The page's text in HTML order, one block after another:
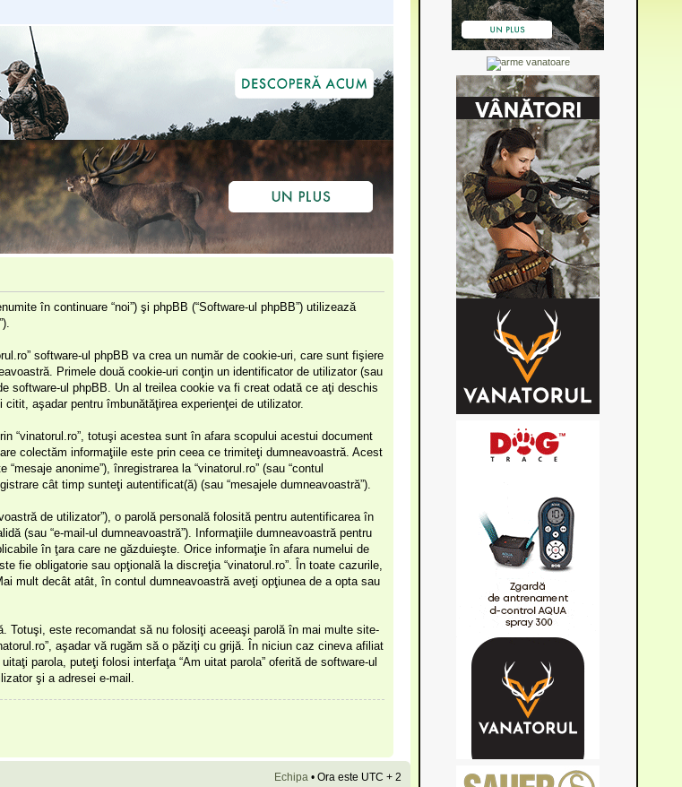
în continuare “noi”) şi phpBB (“Software-ul phpBB”) utilizează
software-ul phpBB va crea un număr de cookie-uri, care sunt fişiere
Primele două cookie-uri conţin un identificator de utilizator (sau
software-ul phpBB. Un al treilea cookie va fi creat odată ce aţi deschis
aşadar pentru îmbunătăţirea experienţei de utilizator.
“vinatorul.ro”, totuşi acestea sunt în afara scopului acestui document
colectăm informaţiile este prin ceea ce trimiteţi dumneavoastră. Acest
anonime”), înregistrarea la “vinatorul.ro” (sau “contul
cât timp sunteţi autentificat(ă) (sau “mesajele dumneavoastră”).
de utilizator”), o parolă personală folosită pentru autentificarea în
(sau “e-mail-ul dumneavoastră”). Informaţiile dumneavoastră pentru
în ţara care ne găzduieşte. Orice informaţie în afara numelui de
fie obligatorie sau opţională la discreţia “vinatorul.ro”. În toate cazurile,
mult decât atât, în contul dumneavoastră aveţi opţiunea de a opta sau
Totuşi, este recomandat să nu folosiţi aceeaşi parolă în mai multe site-
aşadar vă rugăm să o păziţi cu grijă. În niciun caz cineva afiliat
parola, puteţi folosi interfaţa “Am uitat parola” oferită de software-ul
şi a adresei e-mail.
Echipa • Ora este UTC + 2